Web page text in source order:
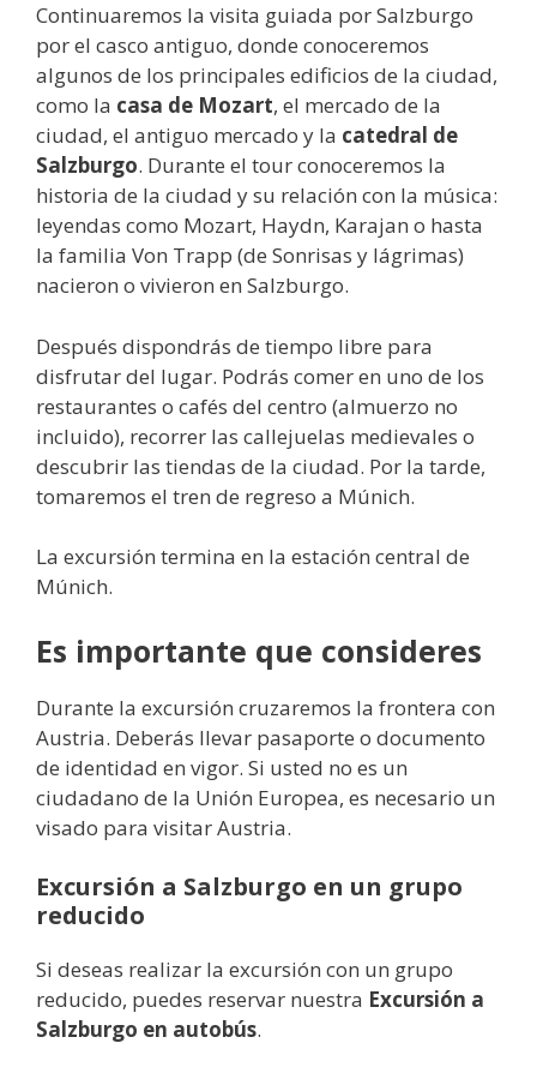
Continuaremos la visita guiada por Salzburgo
por el casco antiguo, donde conoceremos
algunos de los principales edificios de la ciudad,
como la casa de Mozart, el mercado de la
ciudad, el antiguo mercado y la catedral de
Salzburgo. Durante el tour conoceremos la
historia de la ciudad y su relación con la música:
leyendas como Mozart, Haydn, Karajan o hasta
la familia Von Trapp (de Sonrisas y lágrimas)
nacieron o vivieron en Salzburgo.
Después dispondrás de tiempo libre para
disfrutar del lugar. Podrás comer en uno de los
restaurantes o cafés del centro (almuerzo no
incluido), recorrer las callejuelas medievales o
descubrir las tiendas de la ciudad. Por la tarde,
tomaremos el tren de regreso a Múnich.
La excursión termina en la estación central de
Múnich.
Es importante que consideres
Durante la excursión cruzaremos la frontera con
Austria. Deberás llevar pasaporte o documento
de identidad en vigor. Si usted no es un
ciudadano de la Unión Europea, es necesario un
visado para visitar Austria.
Excursión a Salzburgo en un grupo
reducido
Si deseas realizar la excursión con un grupo
reducido, puedes reservar nuestra Excursión a
Salzburgo en autobús.